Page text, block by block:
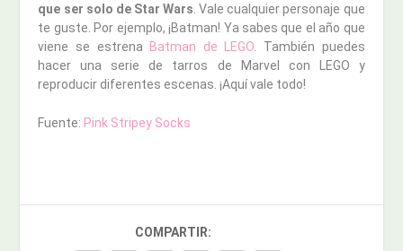
que ser solo de Star Wars . Vale cualquier personaje que
te guste. Por ejemplo, ¡Batman! Ya sabes que el año que
viene se estrena Batman de LEGO . También puedes
hacer una serie de tarros de Marvel con LEGO y
reproducir diferentes escenas. ¡Aquí vale todo!
Fuente: Pink Stripey Socks
COMPARTIR: